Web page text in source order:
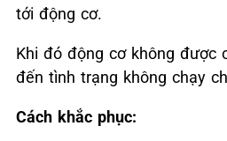
tới động cơ.
Khi đó động cơ không được
đến tình trạng không chạy
Cách khắc phục: